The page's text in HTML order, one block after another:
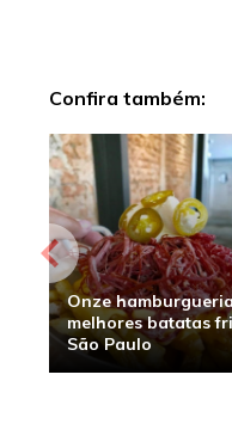
Confira também:
Onze
melhores batatas
São Paulo